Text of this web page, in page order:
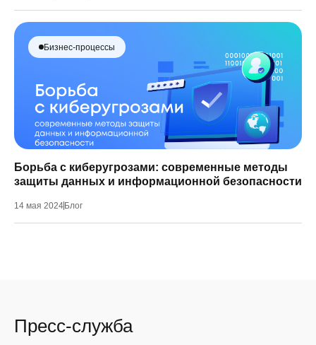
Бизнес-процессы
Борьба с киберугрозами: современные методы
защиты данных и информационной безопасности
14 мая 2024 Блог
Пресс-служба